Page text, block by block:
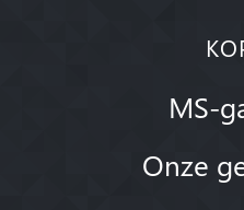
MS-
Onze